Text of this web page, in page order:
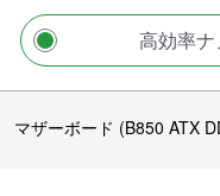
高効率
マザーボード (B850 ATX